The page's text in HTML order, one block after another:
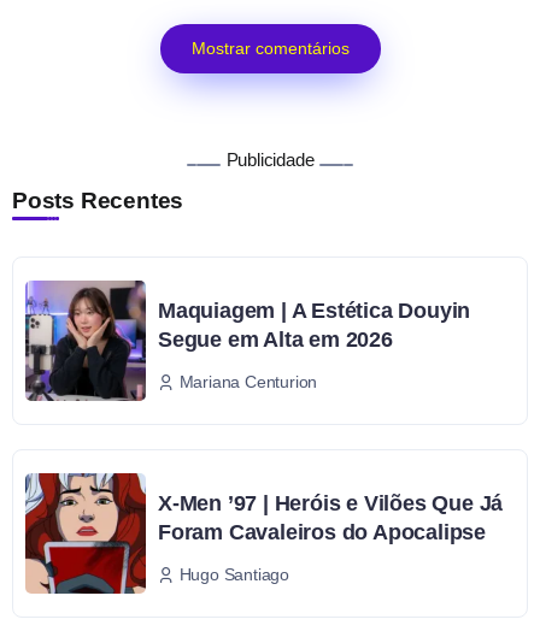
Mostrar comentários
Publicidade
Posts Recentes
Maquiagem | A Estética Douyin
Segue em Alta em 2026
Mariana Centurion
X-Men ’97 | Heróis e Vilões Que Já
Foram Cavaleiros do Apocalipse
Hugo Santiago